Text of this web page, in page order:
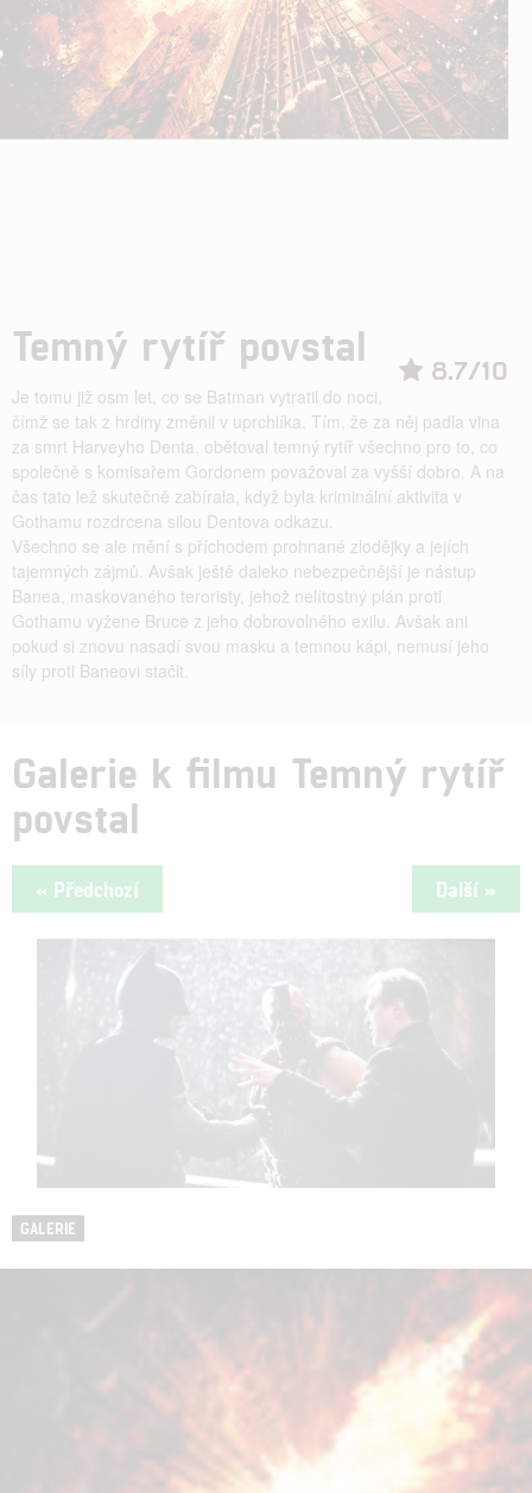
8.7/10
Temný rytíř povstal
Je tomu již osm let, co se Batman vytratil do noci,
čímž se tak z hrdiny změnil v uprchlíka. Tím, že za něj padla vina
za smrt Harveyho Denta, obětoval temný rytíř všechno pro to, co
společně s komisařem Gordonem považoval za vyšší dobro. A na
čas tato lež skutečně zabírala, když byla kriminální aktivita v
Gothamu rozdrcena silou Dentova odkazu.
Všechno se ale mění s příchodem prohnané zlodějky a jejích
tajemných zájmů. Avšak ještě daleko nebezpečnější je nástup
Banea, maskovaného teroristy, jehož nelítostný plán proti
Gothamu vyžene Bruce z jeho dobrovolného exilu. Avšak ani
pokud si znovu nasadí svou masku a temnou kápi, nemusí jeho
síly proti Baneovi stačit.
Galerie k filmu Temný rytíř
povstal
« Předchozí Další »
GALERIE